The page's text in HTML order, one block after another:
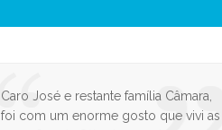
Caro José e restante família Câmara,
foi com um enorme gosto que vivi as